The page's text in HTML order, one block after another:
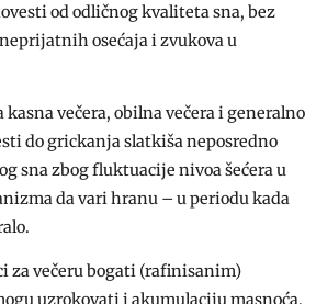
od odličnog kvaliteta sna, bez
osećaja i zvukova u
kasna večera, obilna večera i generalno
do grickanja slatkiša neposredno
sna zbog fluktuacije nivoa šećera u
da vari hranu – u periodu kada
za večeru bogati (rafinisanim)